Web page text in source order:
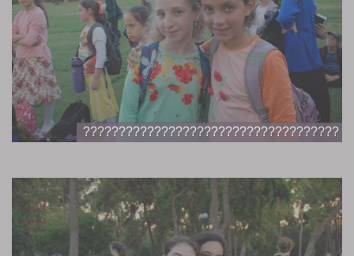
????????????????????????????????????